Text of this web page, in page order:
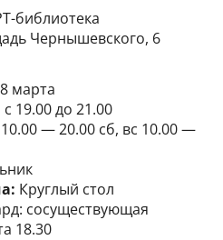
библиотека
Чернышевского, 6
марта
19.00 до 21.00
— 20.00 сб, вс 10.00 —
Круглый стол
сосуществующая
18.30